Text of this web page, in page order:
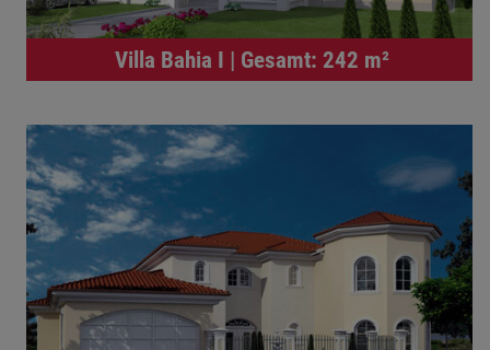
Villa Bahia I | Gesamt: 242 m²